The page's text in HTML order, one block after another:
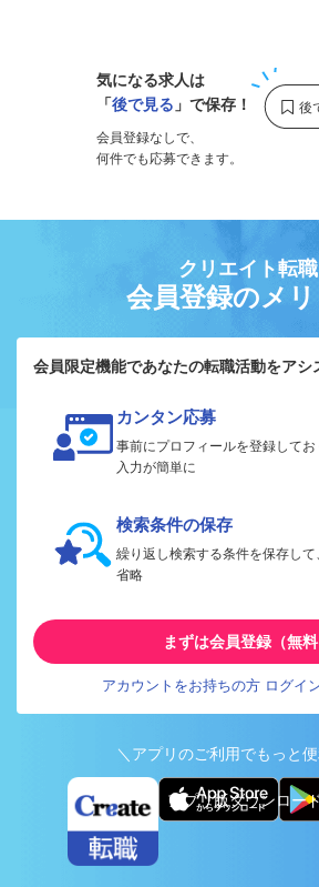
気になる求人は
「後で見る 」で保存！
会員登録なしで、
何件でも応募できます。
クリエイト転職
会員登録のメリ
会員限定機能であなたの転職活動をアシ
カンタン応募
事前にプロフィールを登録して
入力が簡単に
検索条件の保存
繰り返し検索する条件を保存し
省略
まずは会員登録（無料
アカウントをお持ちの方 ログイ
＼アプリのご利用でもっと
アプリ版ダウンロー